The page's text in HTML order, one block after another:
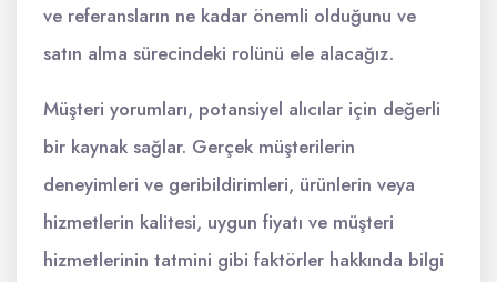
ve referansların ne kadar önemli olduğunu ve
satın alma sürecindeki rolünü ele alacağız.
Müşteri yorumları, potansiyel alıcılar için değerli
bir kaynak sağlar. Gerçek müşterilerin
deneyimleri ve geribildirimleri, ürünlerin veya
hizmetlerin kalitesi, uygun fiyatı ve müşteri
hizmetlerinin tatmini gibi faktörler hakkında bilgi